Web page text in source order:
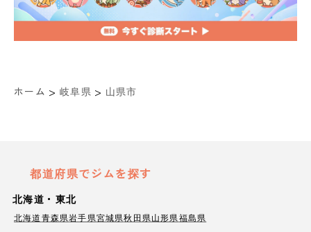
ホーム > 岐阜県 > 山県市
都道府県でジムを探す
北海道・東北
北海道青森県岩手県宮城県秋田県山形県福島県